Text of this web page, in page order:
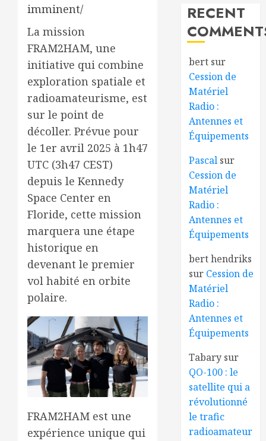
imminent/
La mission
FRAM2HAM, une
initiative qui combine
exploration spatiale et
radioamateurisme, est
sur le point de
décoller. Prévue pour
le 1er avril 2025 à 1h47
UTC (3h47 CEST)
depuis le Kennedy
Space Center en
Floride, cette mission
marquera une étape
historique en
devenant le premier
vol habité en orbite
polaire.
FRAM2HAM est une
expérience unique qui
RECENT
bert sur
Cession de
Matériel
Radio :
Antennes et
Équipements
Pascal sur
Cession de
Matériel
Radio :
Antennes et
Équipements
bert hendriks
sur Cession de
Matériel
Radio :
Antennes et
Équipements
Tabary sur
QO-100 : le
satellite qui a
révolutionné
le trafic
radioamateur